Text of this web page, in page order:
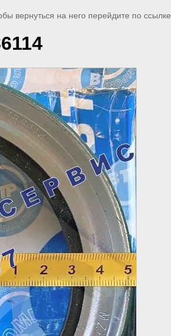
вернуться на него перейдите по ссылке